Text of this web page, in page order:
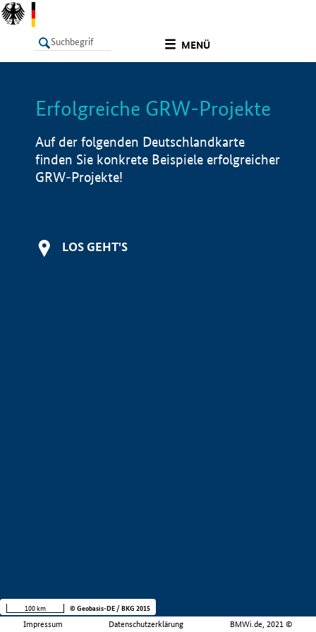
MENÜ
LISTE Info
Erfolgreiche GRW-Projekte
Auf der folgenden Deutschlandkarte
finden Sie konkrete Beispiele erfolgreicher
GRW-Projekte!
LOS GEHT'S
Impressum Datenschutzerklärung BMWi.de, 2021 ©
100 km © Geobasis-DE / BKG 2015